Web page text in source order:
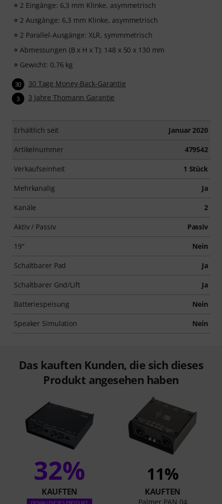
2 Eingänge: 6,3 mm Klinke, asymmetrisch
2 Ausgänge: 6,3 mm Klinke, asymmetrisch
2 Parallel-Ausgänge: XLR, symmmetrisch
Abmessungen (B x H x T): 148 x 50 x 130 mm
Gewicht: 0,76 kg
30 30 Tage Money-Back-Garantie
3 3 Jahre Thomann Garantie
Erhältlich seit Januar 2020
Artikelnummer 479542
Verkaufseinheit 1 Stück
Mehrkanalig Ja
Kanäle 2
Aktiv / Passiv Passiv
19" Nein
Schaltbarer Pad Ja
Schaltbarer Gnd/Lift Ja
Batteriespeisung Nein
Speaker Simulation Nein
Das kauften Kunden, die sich dieses
Produkt angesehen haben
32%
KAUFTEN
GENAU DIESES PRODUKT
11%
KAUFTEN
Palmer PAN 04